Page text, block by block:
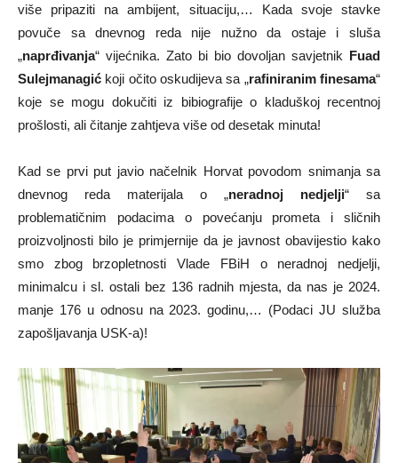
više pripaziti na ambijent, situaciju,… Kada svoje stavke
povuče sa dnevnog reda nije nužno da ostaje i sluša
„naprđivanja“ vijećnika. Zato bi bio dovoljan savjetnik Fuad
Sulejmanagić koji očito oskudijeva sa „rafiniranim finesama“
koje se mogu dokučiti iz bibiografije o kladuškoj recentnoj
prošlosti, ali čitanje zahtjeva više od desetak minuta!
Kad se prvi put javio načelnik Horvat povodom snimanja sa
dnevnog reda materijala o „neradnoj nedjelji“ sa
problematičnim podacima o povećanju prometa i sličnih
proizvoljnosti bilo je primjernije da je javnost obavijestio kako
smo zbog brzopletnosti Vlade FBiH o neradnoj nedjelji,
minimalcu i sl. ostali bez 136 radnih mjesta, da nas je 2024.
manje 176 u odnosu na 2023. godinu,… (Podaci JU služba
zapošljavanja USK-a)!